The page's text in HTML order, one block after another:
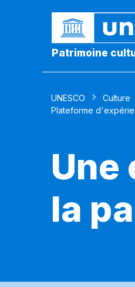
Patrimoine
UNESCO Culture
Plateforme
Une
la